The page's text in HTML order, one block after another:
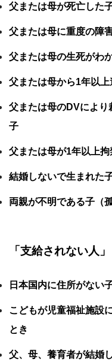
父または母が死亡した
父または母に重度の障
父または母の生死がわ
父または母から1年以
父または母のDVにより
子
父または母が1年以上
結婚しないで生まれた
両親が不明である子（
「支給されない人」
日本国内に住所がない
こどもが児童福祉施設
とき
父、母、養育者が結婚